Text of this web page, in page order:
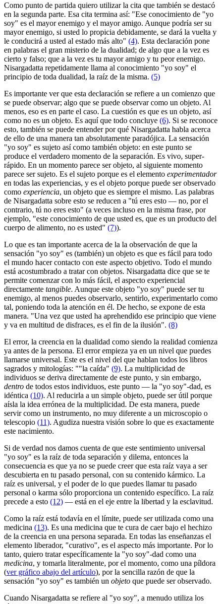
Como punto de partida quiero utilizar la cita que también se destacó
en la segunda parte. Esa cita termina así: "Ese conocimiento de "yo
soy" es el mayor enemigo y el mayor amigo. Aunque podría ser su
mayor enemigo, si usted lo propicia debidamente, se dará la vuelta y
le conducirá a usted al estado más alto" (4). Esta declaración pone
en palabras el gran misterio de la dualidad; de algo que a la vez es
cierto y falso; que a la vez es tu mayor amigo y tu peor enemigo.
Nisargadatta repetidamente llama al conocimiento "yo soy" el
principio de toda dualidad, la raíz de la misma. (5)
Es importante ver que esta declaración se refiere a un comienzo que
se puede observar; algo que se puede observar como un objeto. Al
menos, eso es en parte el caso. La cuestión es que es un objeto, así
como no es un objeto. Es aquí que todo concluye (6). Si se reconoce
esto, también se puede entender por qué Nisargadatta habla acerca
de ello de una manera tan absolutamente paradójica. La sensación
"yo soy" es sujeto así como también objeto: en este punto se
produce el verdadero momento de la separación. Es vivo, super-
rápido. En un momento parece ser objeto, al siguiente momento
parece ser sujeto. Es el sujeto porque es el elemento experimentador
en todas las experiencias, y es el objeto porque puede ser observado
como experiencia, un objeto que es siempre el mismo. Las palabras
de Nisargadatta sobre esto se reducen a "tú eres esto ― no, por el
contrario, tú no eres esto" (a veces incluso en la misma frase, por
ejemplo, "este conocimiento de que usted es, que es un producto del
cuerpo de alimento, no es usted" (7)).
Lo que es tan importante acerca de la la observación de que la
sensación "yo soy" es (también) un objeto es que es fácil para todo
el mundo hacer contacto con este aspecto objetivo. Todo el mundo
está acostumbrado a tratar con objetos. Nisargadatta dice que se te
permite comenzar con lo más fácil, el aspecto experiencial
directamente tangible. Aunque este objeto "yo soy" puede ser tu
enemigo, al menos puedes observarlo, sentirlo, experimentarlo como
tal, poniendo toda la atención en él. De hecho, se expone de esta
manera. "Una vez que usted ha aprehendido ese principio que viene
y va en multitud de disfraces, es el fin de la ilusión". (8)
El error, la creencia en la dualidad como siendo la realidad comienza
ya antes de la persona. El error empieza ya en un nivel que puedes
llamarse universal. Este es el nivel del que hablan todos los libros
sagrados y mitologías: ​""la caída" (9). La multiplicidad de
individuos se deriva directamente de este punto, y sin embargo,
dentro de todos estos individuos, este punto ― la "yo soy"-dad, es
idéntica (10). Al reducirla a un simple objeto, puede ser útil porque
aísla la idea errónea de la multiplicidad. De esta manera, puede
servir como un instrumento, no muy diferente a un microscopio o
telescopio (11). Agudiza nuestra visión sobre lo que es exactamente
este nacimiento.
Si de verdad nos damos cuenta de que este sentimiento universal
"yo soy" es la raíz de toda separación y dilema, entonces la
consecuencia es que ya no se puede creer que esta raíz vaya a ser
descubierta en tu pasado personal, con su contenido kármico. La
raíz es universal, y el poder de lo que puedes llamar tu pasado
personal o karma sólo proporciona un contenido específico. La raíz
precede a esto (12) ― está en el eje entre la libertad y la esclavitud.
Como la raíz está todavía en el límite, puede ser utilizada como una
medicina (13). Es una medicina que te cura de caer bajo el hechizo
de la creencia en una persona separada. En todas las enseñanzas el
elemento liberador, "curativo", es el aspecto más importante. Por lo
tanto, quiero tratar específicamente la "yo soy"-dad como una
medicina, y tomarla literalmente, por el momento, como una píldora
(ver gráfico abajo del artículo), por la sencilla razón de que la
sensación "yo soy" es también un objeto que puede ser observado.
Cuando Nisargadatta se refiere al "yo soy", a menudo utiliza los